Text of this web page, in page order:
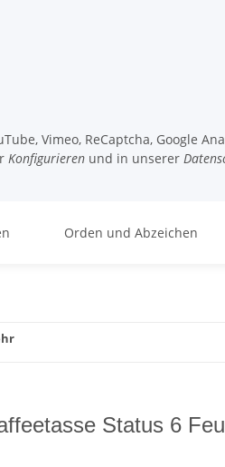
Vimeo, ReCaptcha, Google
Konfigurieren und in unserer
Orden und Abzeichen
Status 6